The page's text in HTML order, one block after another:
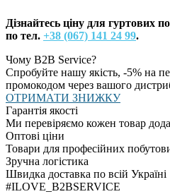
Дізнайтесь ціну для гуртових
по тел. +38 (067) 141 24 99.
Чому B2B Service?
Спробуйте нашу якість, -5% на
промокодом через вашого
ОТРИМАТИ ЗНИЖКУ
Гарантія якості
Ми перевіряємо кожен товар
Оптові ціни
Товари для професійних
Зручна логістика
Швидка доставка по всій Україні
#ILOVE_B2BSERVICE